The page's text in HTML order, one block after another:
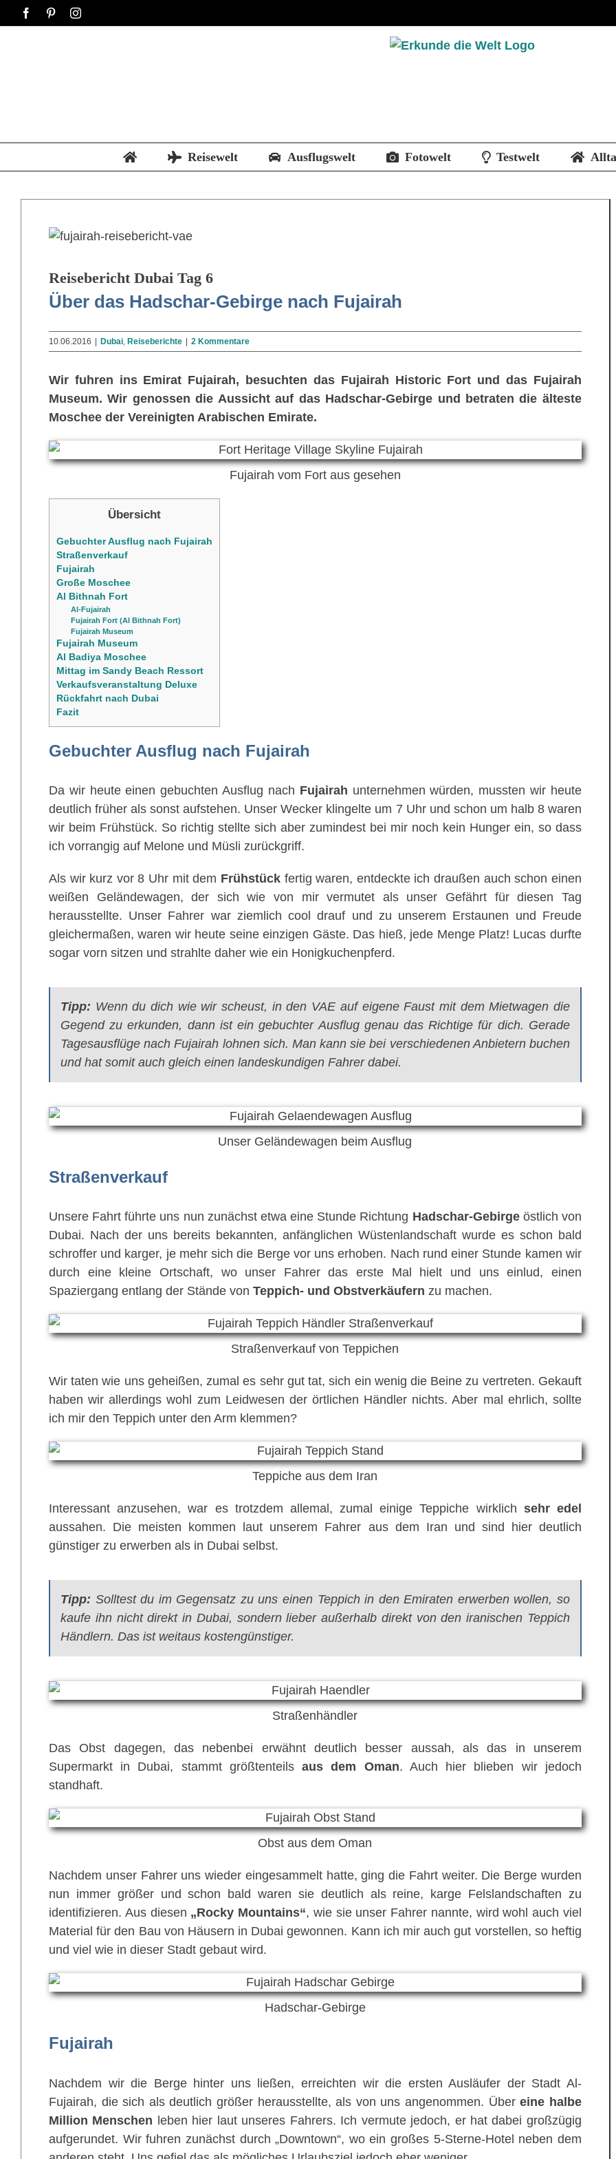
Zum
Inhalt
FacebookPinterestInstagram
Reisewelt Ausflugswelt Fotowelt Testwelt
Reisebericht Dubai Tag 6
Über das Hadschar-Gebirge nach Fujairah
10.06.2016 | Dubai Reiseberichte | 2 Kommentare
Wir fuhren ins Emirat Fujairah, besuchten das Fujairah Historic Fort und das Fujairah
Museum. Wir genossen die Aussicht auf das Hadschar-Gebirge und betraten die älteste
Moschee der Vereinigten Arabischen Emirate.
Fujairah vom Fort aus gesehen
Übersicht
Gebuchter Ausflug nach Fujairah
Straßenverkauf
Fujairah
Große Moschee
Al Bithnah Fort
Al-Fujairah
Fujairah Fort (Al Bithnah Fort)
Fujairah Museum
Fujairah Museum
Al Badiya Moschee
Mittag im Sandy Beach Ressort
Verkaufsveranstaltung Deluxe
Rückfahrt nach Dubai
Fazit
Gebuchter Ausflug nach Fujairah
Da wir heute einen gebuchten Ausflug nach Fujairah unternehmen würden, mussten wir heute
deutlich früher als sonst aufstehen. Unser Wecker klingelte um 7 Uhr und schon um halb 8 waren
wir beim Frühstück. So richtig stellte sich aber zumindest bei mir noch kein Hunger ein, so dass
ich vorrangig auf Melone und Müsli zurückgriff.
Als wir kurz vor 8 Uhr mit dem Frühstückfertig waren, entdeckte ich draußen auch schon einen
weißen Geländewagen, der sich wie von mir vermutet als unser Gefährt für diesen Tag
herausstellte. Unser Fahrer war ziemlich cool drauf und zu unserem Erstaunen und Freude
gleichermaßen, waren wir heute seine einzigen Gäste. Das hieß, jede Menge Platz! Lucas durfte
sogar vorn sitzen und strahlte daher wie ein Honigkuchenpferd.
Tipp: Wenn du dich wie wir scheust, in den VAE auf eigene Faust mit dem Mietwagen die
Gegend zu erkunden, dann ist ein gebuchter Ausflug genau das Richtige für dich. Gerade
Tagesausflüge nach Fujairah lohnen sich. Man kann sie bei verschiedenen Anbietern buchen
und hat somit auch gleich einen landeskundigen Fahrer dabei.
Unser Geländewagen beim Ausflug
Straßenverkauf
Unsere Fahrt führte uns nun zunächst etwa eine Stunde Richtung Hadschar-Gebirgeöstlich von
Dubai. Nach der uns bereits bekannten, anfänglichen Wüstenlandschaft wurde es schon bald
schroffer und karger, je mehr sich die Berge vor uns erhoben. Nach rund einer Stunde kamen wir
durch eine kleine Ortschaft, wo unser Fahrer das erste Mal hielt und uns einlud, einen
Spaziergang entlang der Stände von Teppich- und Obstverkäufern zu machen.
Straßenverkauf von Teppichen
Wir taten wie uns geheißen, zumal es sehr gut tat, sich ein wenig die Beine zu vertreten. Gekauft
haben wir allerdings wohl zum Leidwesen der örtlichen Händler nichts. Aber mal ehrlich, sollte
ich mir den Teppich unter den Arm klemmen?
Teppiche aus dem Iran
Interessant anzusehen, war es trotzdem allemal, zumal einige Teppiche wirklich sehr edel
aussahen. Die meisten kommen laut unserem Fahrer aus dem Iran und sind hier deutlich
günstiger zu erwerben als in Dubai selbst.
Tipp: Solltest du im Gegensatz zu uns einen Teppich in den Emiraten erwerben wollen, so
kaufe ihn nicht direkt in Dubai, sondern lieber außerhalb direkt von den iranischen Teppich
Händlern. Das ist weitaus kostengünstiger.
Straßenhändler
Das Obst dagegen, das nebenbei erwähnt deutlich besser aussah, als das in unserem
Supermarkt in Dubai, stammt größtenteilsaus dem Oman. Auch hier blieben wir jedoch
standhaft.
Obst aus dem Oman
Nachdem unser Fahrer uns wieder eingesammelt hatte, ging die Fahrt weiter. Die Berge wurden
nun immer größer und schon bald waren sie deutlich als reine, karge Felslandschaften zu
identifizieren. Aus diesen „Rocky Mountains“, wie sie unser Fahrer nannte, wird wohl auch viel
Material für den Bau von Häusern in Dubai gewonnen. Kann ich mir auch gut vorstellen, so heftig
und viel wie in dieser Stadt gebaut wird.
Hadschar-Gebirge
Fujairah
Nachdem wir die Berge hinter uns ließen, erreichten wir die ersten Ausläufer der Stadt Al-
Fujairah, die sich als deutlich größer herausstellte, als von uns angenommen. Übereine halbe
Million Menschen leben hier laut unseres Fahrers. Ich vermute jedoch, er hat dabei großzügig
aufgerundet. Wir fuhren zunächst durch „Downtown“, wo ein großes 5-Sterne-Hotel neben dem